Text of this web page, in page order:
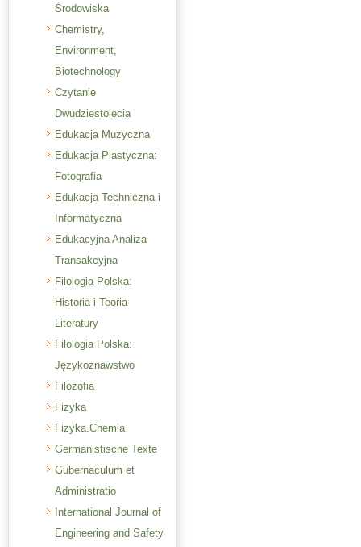
Środowiska
Chemistry,
Environment,
Biotechnology
Czytanie
Dwudziestolecia
Edukacja Muzyczna
Edukacja Plastyczna:
Fotografia
Edukacja Techniczna i
Informatyczna
Edukacyjna Analiza
Transakcyjna
Filologia Polska:
Historia i Teoria
Literatury
Filologia Polska:
Językoznawstwo
Filozofia
Fizyka
Fizyka.Chemia
Germanistische Texte
Gubernaculum et
Administratio
International Journal of
Engineering and Safety